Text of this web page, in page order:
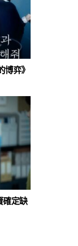
弈》
確定缺